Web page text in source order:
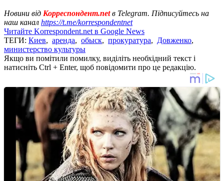
Новини від Корреспондент.netв Telegram. Підписуйтесь на
наш канал https://t.me/korrespondentnet
Читайте Korrespondent.net в Google News
ТЕГИ: Киев, аренда, обыск, прокуратура, Довженко,
министерство культуры
Якщо ви помітили помилку, виділіть необхідний текст і
натисніть Ctrl + Enter, щоб повідомити про це редакцію.